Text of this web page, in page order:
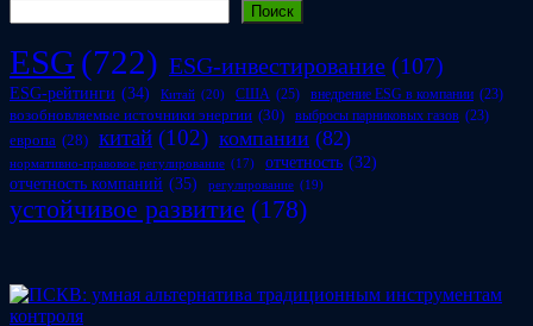
Поиск
ESG (722) ESG-инвестирование (107)
ESG-рейтинги (34) Китай (20) США (25) внедрение ESG в компании (23)
возобновляемые источники энергии (30) выбросы парниковых газов (23)
европа (28) китай (102) компании (82)
нормативно-правовое регулирование (17) отчетность (32)
отчетность компаний (35) регулирование (19)
устойчивое развитие (178)